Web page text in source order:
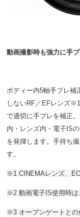
動画撮影時も強力に手
ボディー内5軸手ブレ補
しないRF／EFレンズ
で適切に手ブレを補正
内・レンズ内・電子IS
を発揮します。手持ち
す。
※1 CINEMAレンズ、
※2 動画電子IS使用時は
※3 オープンゲートとの